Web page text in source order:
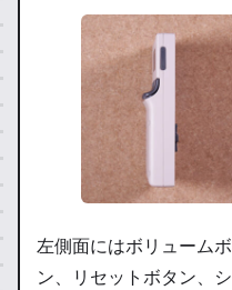
左側面にはボリューム
ン、リセットボタン、